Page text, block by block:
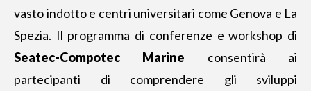
vasto indotto e centri universitari come Genova e La
Spezia. Il programma di conferenze e workshop di
Seatec-Compotec Marine consentirà ai
partecipanti di comprendere gli sviluppi